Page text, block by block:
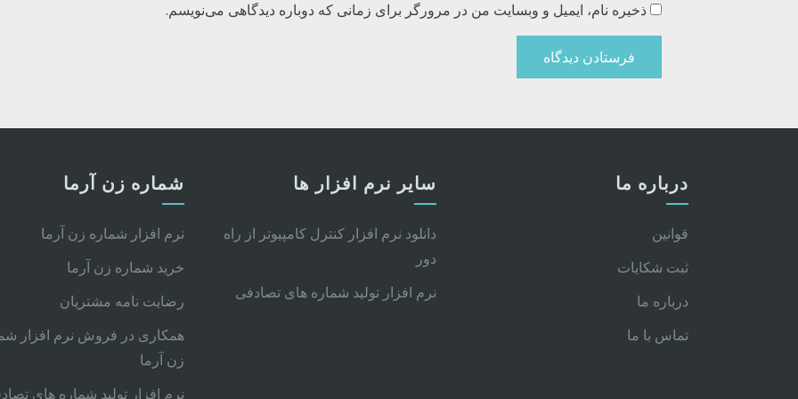
ذخیره نام، ایمیل و وبسایت من در مرورگر برای زمانی که دوباره دیدگاهی می‌نویسم.
درباره ما
قوانین
ثبت شکایات
درباره ما
تماس با ما
سایر نرم افزار ها
دانلود نرم افزار کنترل کامپیوتر از راه
دور
نرم افزار تولید شماره های تصادفی
شماره زن آرما
نرم افزار شماره زن آرما
خرید شماره زن آرما
رضایت نامه مشتریان
همکاری در فروش نرم افزار
زن آرما
نرم افزار تولید شماره های